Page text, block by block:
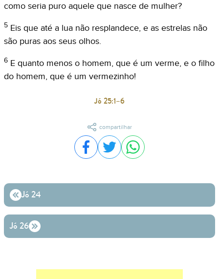
como seria puro aquele que nasce de mulher?
5 Eis que até a lua não resplandece, e as estrelas não
são puras aos seus olhos.
6 E quanto menos o homem, que é um verme, e o filho
do homem, que é um vermezinho!
Jó 25:1–6
compartilhar
Compartilhar no Facebook
Compartilhar no Twitter
Compartilhar no
Jó 24
Jó 26